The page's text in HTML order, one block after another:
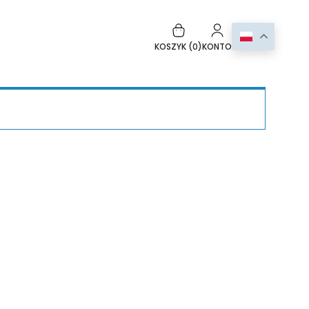
KOSZYK (0)KONTO